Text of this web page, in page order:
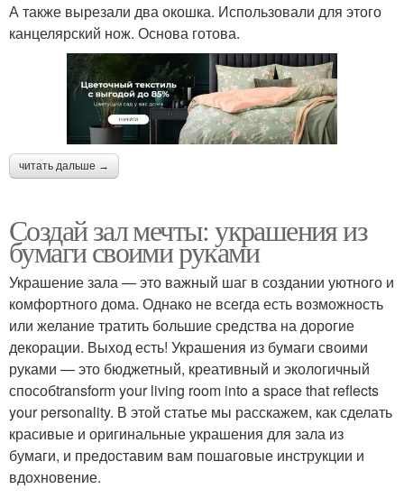
А также вырезали два окошка. Использовали для этого
канцелярский нож. Основа готова.
читать дальше →
Создай зал мечты: украшения из
бумаги своими руками
Украшение зала — это важный шаг в создании уютного и
комфортного дома. Однако не всегда есть возможность
или желание тратить большие средства на дорогие
декорации. Выход есть! Украшения из бумаги своими
руками — это бюджетный, креативный и экологичный
способtransform your living room into a space that reflects
your personality. В этой статье мы расскажем, как сделать
красивые и оригинальные украшения для зала из
бумаги, и предоставим вам пошаговые инструкции и
вдохновение.